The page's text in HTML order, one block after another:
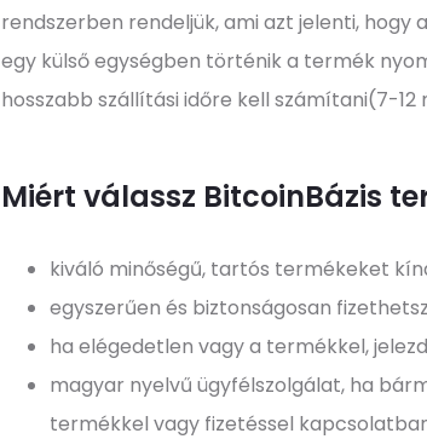
rendszerben rendeljük, ami azt jelenti,
egy külső egységben történik a termék
hosszabb szállítási időre kell számítani(7-12
Miért válassz BitcoinBázis
kiváló minőségű, tartós termékeket
egyszerűen és biztonságosan
ha elégedetlen vagy a termékkel,
magyar nyelvű ügyfélszolgálat, ha
termékkel vagy fizetéssel